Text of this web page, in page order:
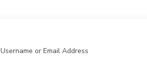
Username or Email Address